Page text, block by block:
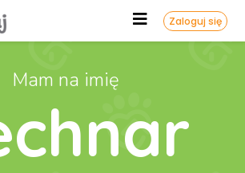
Zaloguj się
Mam na imię